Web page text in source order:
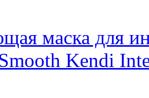
маска для
Kendi